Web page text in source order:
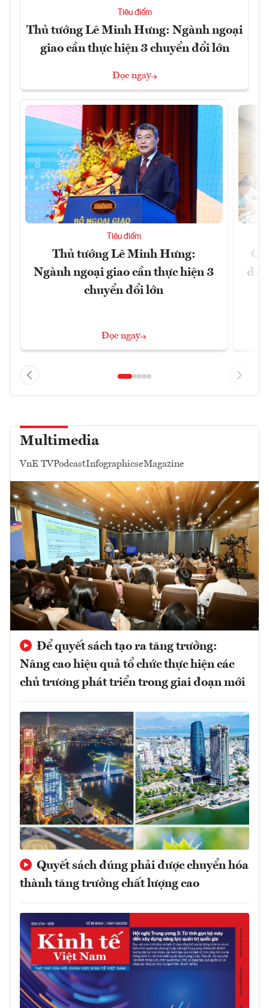
Tiêu điểm
Thủ tướng Lê Minh Hưng: Ngành ngoại
giao cần thực hiện 3 chuyển đổi lớn
Đọc ngay
Tiêu điểm
Thủ tướng Lê Minh Hưng:
Ngành ngoại giao cần thực hiện 3
chuyển đổi lớn
Đọc ngay
đủ
Multimedia
VnE TVPodcastInfographicseMagazine
Để quyết sách tạo ra tăng trưởng:
Nâng cao hiệu quả tổ chức thực hiện các
chủ trương phát triển trong giai đoạn mới
Quyết sách đúng phải được chuyển hóa
thành tăng trưởng chất lượng cao